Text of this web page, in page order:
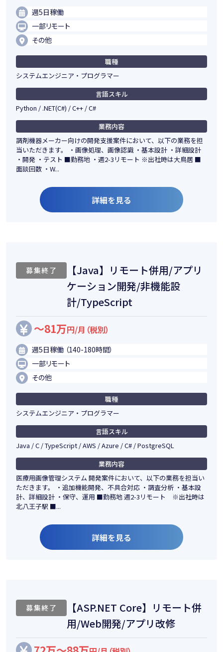
週5日稼働
一部リモート
その他
職種
システムエンジニア・プログラマー
言語スキル
Python / .NET(C#) / C++ / C#
業務内容
調剤機器メーカー向けの開発支援案件において、以下の業務を担
当いただきます。 ・画像処理、画像認識 ・基本設計 ・詳細設計
・開発 ・テスト ■勤務地 ・週2-3リモート ※出社時は大鳥居 ■
面談回数 ・W...
詳細を見る
募集終了
【Java】リモート併用/アプリ
ケーション開発/非機能設
計/TypeScript
～81万円/月（税別）
週5日稼働 （140-180時間）
一部リモート
その他
職種
システムエンジニア・プログラマー
言語スキル
Java / C / TypeScript / AWS / Azure / C# / PostgreSQL
業務内容
医療用画像管理システム 開発案件において、以下の業務を担当い
ただきます。 ・追加機能開発、不具合対応 ・調査分析 ・基本設
計、詳細設計 ・保守、運用 ■勤務地 週2-3リモート ※出社時は
北八王子駅 ■...
詳細を見る
募集終了
【ASP.NET Core】リモート併
用/Web開発/アプリ改修